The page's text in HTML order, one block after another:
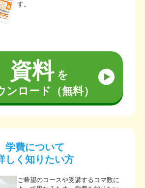
す。
資料を
ンロード（無料）
学費について
しく知りたい方
ご希望のコースや受講するコマ数に